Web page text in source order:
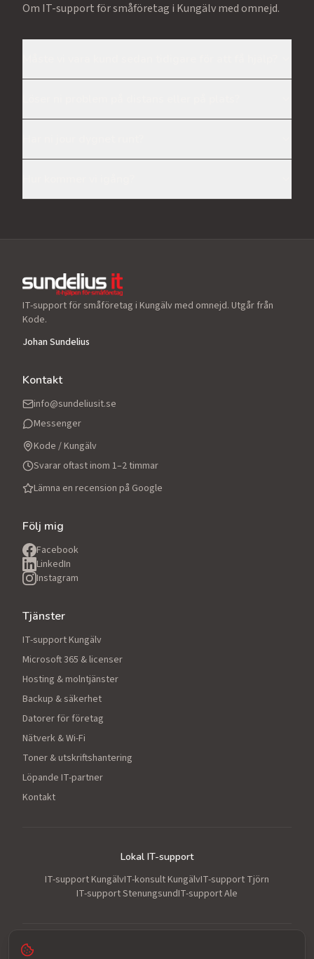
Om IT-support för småföretag i Kungälv med omnejd.
IT-support för småföretag i Kungälv med omnejd. Utgår från
Kode.
Johan Sundelius
Kontakt
info@sundeliusit.se
Messenger
Kode / Kungälv
Svarar oftast inom 1–2 timmar
Lämna en recension på Google
Följ mig
Facebook
LinkedIn
Instagram
Tjänster
IT-support Kungälv
Microsoft 365 & licenser
Hosting & molntjänster
Backup & säkerhet
Datorer för företag
Nätverk & Wi-Fi
Toner & utskriftshantering
Löpande IT-partner
Kontakt
Lokal IT-support
IT-support KungälvIT-konsult KungälvIT-support Tjörn
IT-support StenungsundIT-support Ale